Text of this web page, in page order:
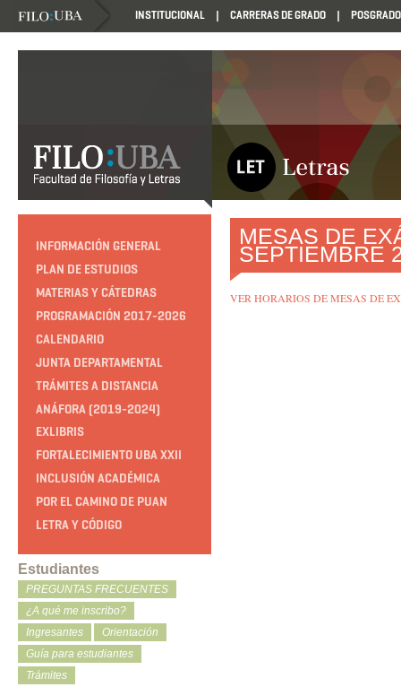
INSTITUCIONAL CARRERAS DE GRADO POSGRADO
INFORMACIÓN GENERAL
PLAN DE ESTUDIOS
MATERIAS Y CÁTEDRAS
PROGRAMACIÓN 2017-2026
CALENDARIO
JUNTA DEPARTAMENTAL
TRÁMITES A DISTANCIA
ANÁFORA (2019-2024)
EXLIBRIS
FORTALECIMIENTO UBA XXII
INCLUSIÓN ACADÉMICA
POR EL CAMINO DE PUAN
LETRA Y CÓDIGO
Estudiantes
PREGUNTAS FRECUENTES
¿A qué me inscribo?
Ingresantes
Orientación
Guía para estudiantes
Trámites
MESAS DE
SEPTIEMBRE
VER HORARIOS DE MESAS DE